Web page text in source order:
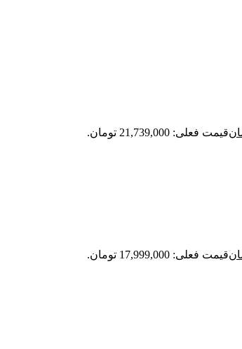
قیمت فعلی: 21,739,000 تومان.
قیمت فعلی: 17,999,000 تومان.